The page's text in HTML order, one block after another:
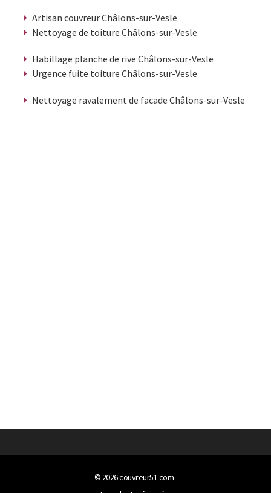
Artisan couvreur Châlons-sur-Vesle
Nettoyage de toiture Châlons-sur-Vesle
Habillage planche de rive Châlons-sur-Vesle
Urgence fuite toiture Châlons-sur-Vesle
Nettoyage ravalement de facade Châlons-sur-Vesle
© 2026couvreur51.com